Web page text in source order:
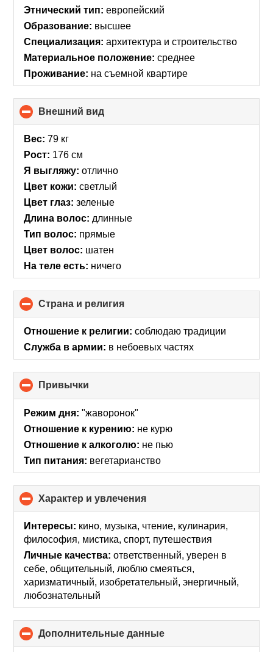
Этнический тип: европейский
Образование: высшее
Специализация: архитектура и строительство
Материальное положение: среднее
Проживание: на съемной квартире
Внешний вид
to
Вес: 79 кг
Рост: 176 см
Я выгляжу: отлично
Цвет кожи: светлый
Цвет глаз: зеленые
Длина волос: длинные
Тип волос: прямые
Цвет волос: шатен
На теле есть: ничего
Страна и религия
to
collapse
Отношение к религии: соблюдаю традиции
Служба в армии: в небоевых частях
Привычки
to
collapse
contents
Режим дня: "жаворонок"
Отношение к курению: не курю
Отношение к алкоголю: не пью
Тип питания: вегетарианство
Характер и увлечения
to
collapse
contents
Интересы: кино, музыка, чтение, кулинария,
философия, мистика, спорт, путешествия
Личные качества: ответственный, уверен в
себе, общительный, люблю смеяться,
харизматичный, изобретательный, энергичный,
любознательный
Дополнительные данные
to